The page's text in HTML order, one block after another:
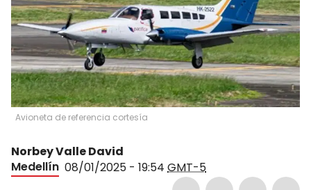
Avioneta de referencia cortesía
Norbey Valle David
Medellín 08/01/2025 - 19:54 GMT-5